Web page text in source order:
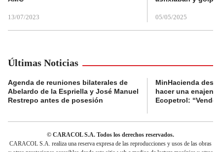
13/07/2023 05/05/2025
Últimas Noticias
Agenda de reuniones bilaterales de
Abelardo de la Espriella y José Manuel
Restrepo antes de posesión
MinHacienda
hacer una
Ecopetrol:
© CARACOL S.A. Todos los derechos reservados.
CARACOL S.A. realiza una reserva expresa de las reproducciones y usos de las obras